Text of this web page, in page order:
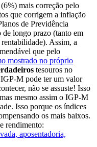
mais correção pelo
que corrigem a inflação
de Previdência
longo prazo (tanto em
Assim, a
que pelo
mostrado no próprio
tesouros no
M pode ter um valor
não se assuste! Isso
mesmo assim o IGP-M
Isso porque os índices
os mais baixos.
rendimento: